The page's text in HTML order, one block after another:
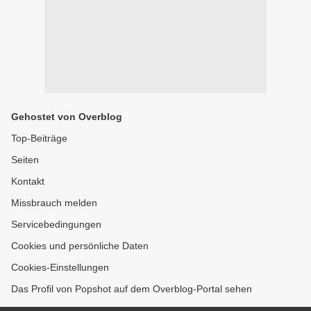
Gehostet von Overblog
Top-Beiträge
Seiten
Kontakt
Missbrauch melden
Servicebedingungen
Cookies und persönliche Daten
Cookies-Einstellungen
Das Profil von Popshot auf dem Overblog-Portal sehen